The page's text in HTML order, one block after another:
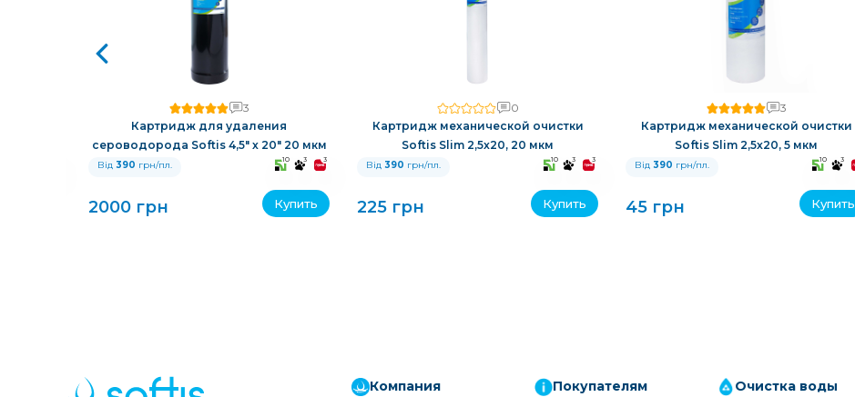
3
Картридж для удаления
сероводорода Softis 4,5" х 20" 20 мкм
Від 390 грн/пл. 10 3 3
2000 грн Купить
0
Картридж механической очистки
Softis Slim 2,5x20, 20 мкм
Від 390 грн/пл. 10 3 3
225 грн Купить
3
Картридж механической очистки
Softis Slim 2,5x20, 5 мкм
Від 390 грн/пл. 10 3
45 грн Купить
Компания Покупателям Очистка воды